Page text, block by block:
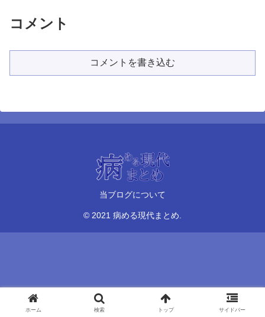
コメント
コメントを書き込む
当ブログについて
© 2021 病める現代まとめ.
ホーム 検索 トップ サイドバー